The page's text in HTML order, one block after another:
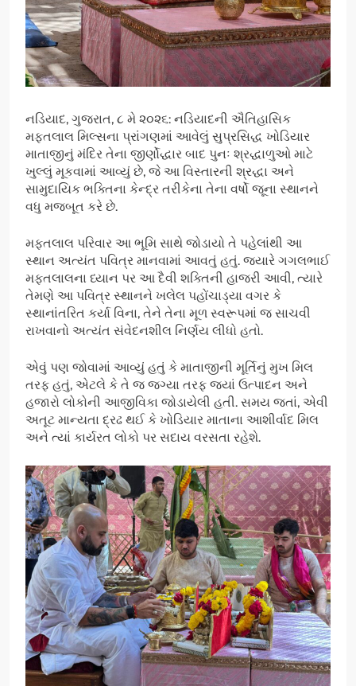
નડિયાદ, ગુજરાત, ૮ મે ૨૦૨૬: નડિયાદની ઐતિહાસિક
મફતલાલ મિલ્સના પ્રાંગણમાં આવેલું સુપ્રસિદ્ધ ખોડિયાર
માતાજીનું મંદિર તેના જીર્ણોદ્ધાર બાદ પુનઃ શ્રદ્ધાળુઓ માટે
ખુલ્લું મૂકવામાં આવ્યું છે, જે આ વિસ્તારની શ્રદ્ધા અને
સામુદાયિક ભક્તિના કેન્દ્ર તરીકેના તેના વર્ષો જૂના સ્થાનને
વધુ મજબૂત કરે છે.
મફતલાલ પરિવાર આ ભૂમિ સાથે જોડાયો તે પહેલાંથી આ
સ્થાન અત્યંત પવિત્ર માનવામાં આવતું હતું. જ્યારે ગગલભાઈ
મફતલાલના ધ્યાન પર આ દૈવી શક્તિની હાજરી આવી, ત્યારે
તેમણે આ પવિત્ર સ્થાનને ખલેલ પહોંચાડ્યા વગર કે
સ્થાનાંતરિત કર્યા વિના, તેને તેના મૂળ સ્વરૂપમાં જ સાચવી
રાખવાનો અત્યંત સંવેદનશીલ નિર્ણય લીધો હતો.
એવું પણ જોવામાં આવ્યું હતું કે માતાજીની મૂર્તિનું મુખ મિલ
તરફ હતું, એટલે કે તે જ જગ્યા તરફ જ્યાં ઉત્પાદન અને
હજારો લોકોની આજીવિકા જોડાયેલી હતી. સમય જતાં, એવી
અતૂટ માન્યતા દ્રઢ થઈ કે ખોડિયાર માતાના આશીર્વાદ મિલ
અને ત્યાં કાર્યરત લોકો પર સદાય વરસતા રહેશે.